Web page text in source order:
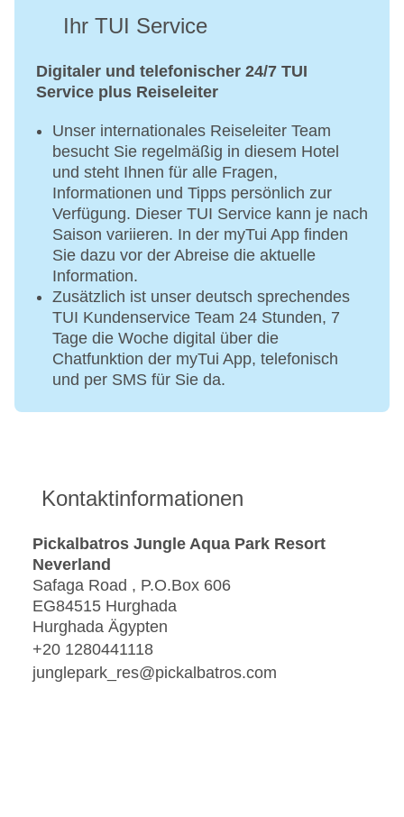
Ihr TUI Service
Digitaler und telefonischer 24/7 TUI
Service plus Reiseleiter
Unser internationales Reiseleiter Team
besucht Sie regelmäßig in diesem Hotel
und steht Ihnen für alle Fragen,
Informationen und Tipps persönlich zur
Verfügung. Dieser TUI Service kann je nach
Saison variieren. In der myTui App finden
Sie dazu vor der Abreise die aktuelle
Information.
Zusätzlich ist unser deutsch sprechendes
TUI Kundenservice Team 24 Stunden, 7
Tage die Woche digital über die
Chatfunktion der myTui App, telefonisch
und per SMS für Sie da.
Kontaktinformationen
Pickalbatros Jungle Aqua Park Resort
Neverland
Safaga Road , P.O.Box 606
EG84515 Hurghada
Hurghada Ägypten
+20 1280441118
junglepark_res@pickalbatros.com